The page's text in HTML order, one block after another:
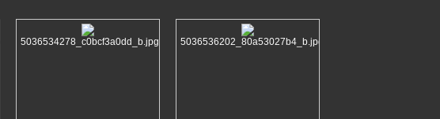
5036534278_c0bcf3a0dd_b.jpg 5036536202_80a53027b4_b.jpg